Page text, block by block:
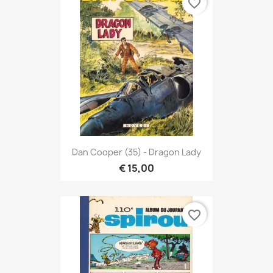
Dan Cooper (35) - Dragon Lady
€ 15,00
favorite_border